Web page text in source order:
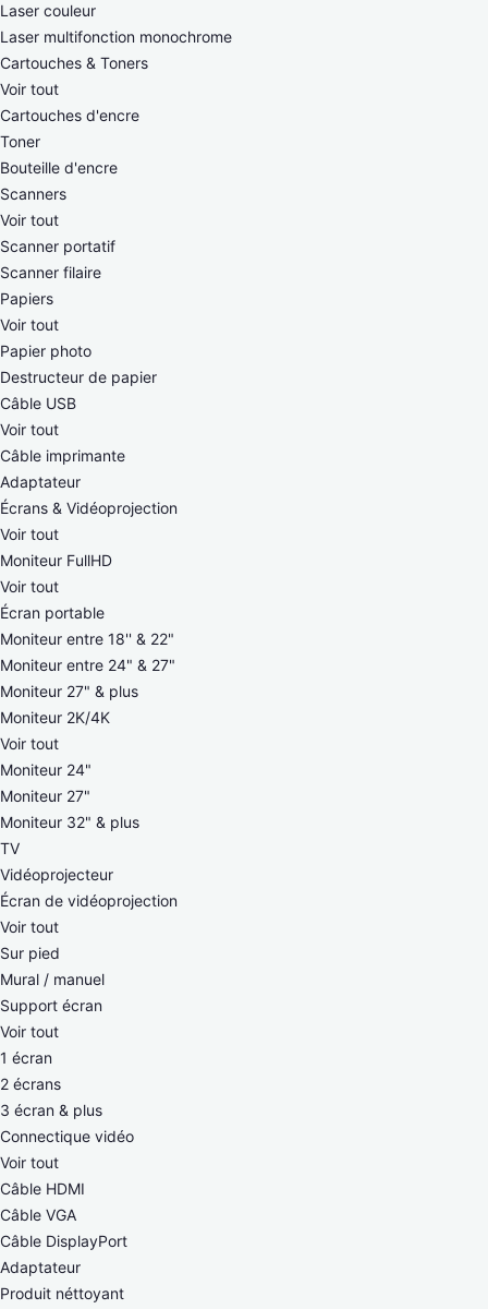
Laser couleur
Laser multifonction monochrome
Cartouches & Toners
Voir tout
Cartouches d'encre
Toner
Bouteille d'encre
Scanners
Voir tout
Scanner portatif
Scanner filaire
Papiers
Voir tout
Papier photo
Destructeur de papier
Câble USB
Voir tout
Câble imprimante
Adaptateur
Écrans & Vidéoprojection
Voir tout
Moniteur FullHD
Voir tout
Écran portable
Moniteur entre 18'' & 22"
Moniteur entre 24" & 27"
Moniteur 27" & plus
Moniteur 2K/4K
Voir tout
Moniteur 24"
Moniteur 27"
Moniteur 32" & plus
TV
Vidéoprojecteur
Écran de vidéoprojection
Voir tout
Sur pied
Mural / manuel
Support écran
Voir tout
1 écran
2 écrans
3 écran & plus
Connectique vidéo
Voir tout
Câble HDMI
Câble VGA
Câble DisplayPort
Adaptateur
Produit néttoyant